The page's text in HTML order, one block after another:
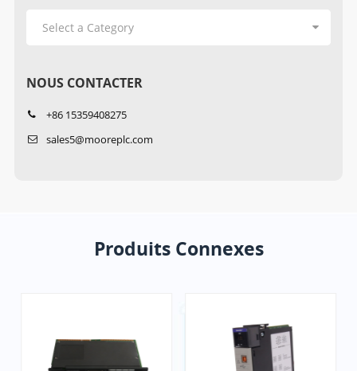
NOUS CONTACTER
+86 15359408275
sales5@mooreplc.com
Produits Connexes